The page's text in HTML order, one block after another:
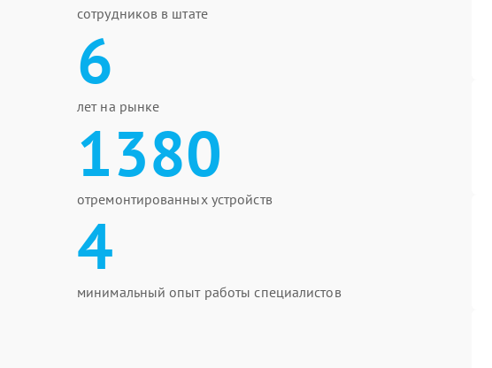
сотрудников в штате
6
лет на рынке
1380
отремонтированных устройств
4
минимальный опыт работы специалистов